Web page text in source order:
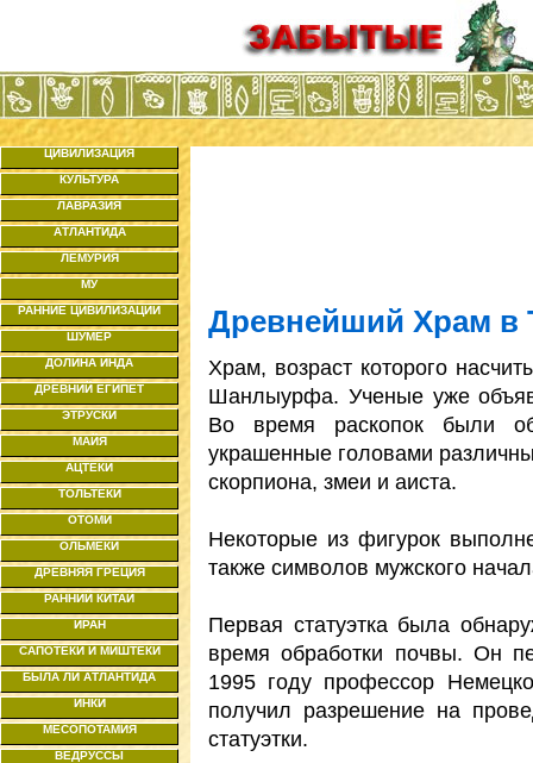
ЦИВИЛИЗАЦИЯ
КУЛЬТУРА
ЛАВРАЗИЯ
АТЛАНТИДА
ЛЕМУРИЯ
МУ
РАННИЕ ЦИВИЛИЗАЦИИ
ШУМЕР
ДОЛИНА ИНДА
ДРЕВНИЙ ЕГИПЕТ
ЭТРУСКИ
МАЙЯ
АЦТЕКИ
ТОЛЬТЕКИ
ОТОМИ
ОЛЬМЕКИ
ДРЕВНЯЯ ГРЕЦИЯ
РАННИЙ КИТАЙ
ИРАН
САПОТЕКИ И МИШТЕКИ
БЫЛА ЛИ АТЛАНТИДА
ИНКИ
МЕСОПОТАМИЯ
ВЕДРУССЫ
Древнейший Храм в
Храм, возраст которого
Шанлыурфа. Ученые уже
Во время раскопок были
украшенные головами
скорпиона, змеи и аиста.
Некоторые из фигурок
также символов мужского
Первая статуэтка была
время обработки почвы. Он
1995 году профессор
получил разрешение на
статуэтки.